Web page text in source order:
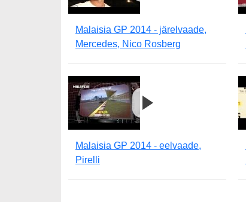
Malaisia GP 2014 - järelvaade,
Mercedes, Nico Rosberg
Malaisia GP 2014 - eelvaade,
Pirelli